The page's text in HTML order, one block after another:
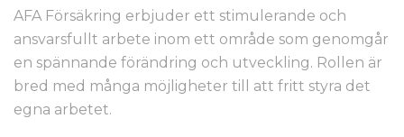
AFA Försäkring erbjuder ett stimulerande och
ansvarsfullt arbete inom ett område som genomgår
en spännande förändring och utveckling. Rollen är
bred med många möjligheter till att fritt styra det
egna arbetet.